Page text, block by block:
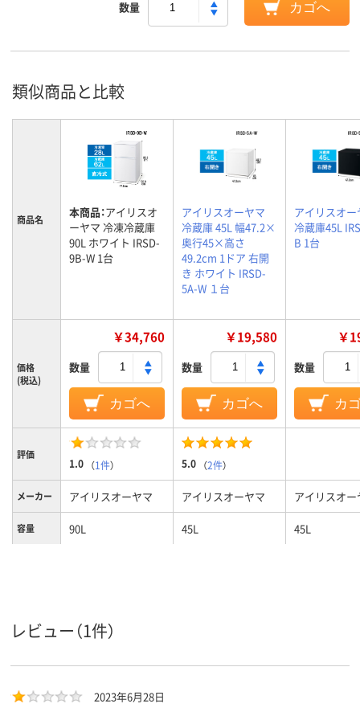
数量 カゴへ
類似商品と比較
商品名 本商品：アイリスオ
ーヤマ 冷凍冷蔵庫
90L ホワイト IRSD-
9B-W 1台
アイリスオーヤマ
冷蔵庫 45L 幅47.2×
奥行45×高さ
49.2cm 1ドア 右開
き ホワイト IRSD-
5A-W １台
アイリスオー
冷蔵庫45L
B 1台
価格
(税込)
￥34,760
数量
カゴへ
￥19,580
数量
カゴへ
￥
数量
カ
評価
1.0 （1件） 5.0 （2件）
メーカー アイリスオーヤマ アイリスオーヤマ アイリスオー
容量 90L 45L 45L
レビュー（1件）
2023年6月28日